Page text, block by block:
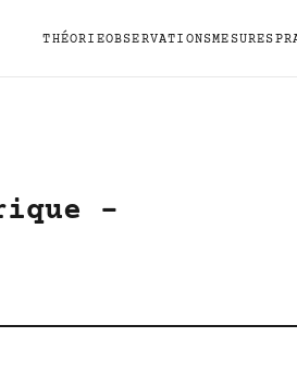
THÉORIEOBSERVATIONSMESURES
-